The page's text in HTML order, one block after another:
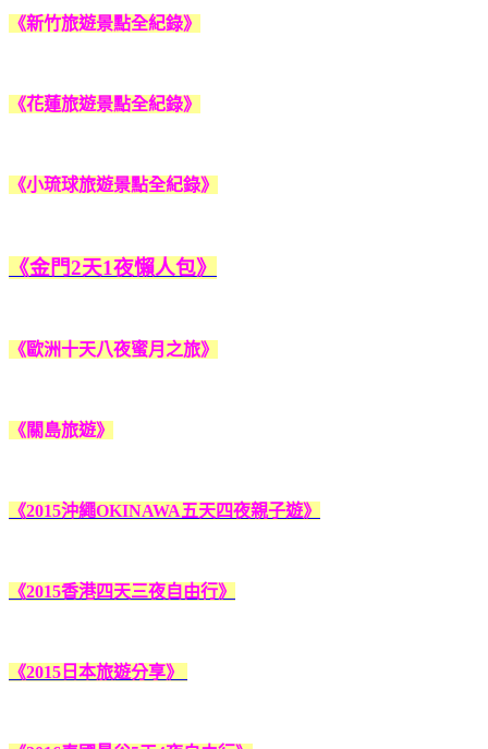
《新竹旅遊景點全紀錄》
《花蓮旅遊景點全紀錄》
《小琉球旅遊景點全紀錄》
《金門2天1夜懶人包》
《歐洲十天八夜蜜月之旅》
《關島旅遊》
《2015沖繩OKINAWA五天四夜親子遊》
《2015香港四天三夜自由行》
《2015日本旅遊分享》